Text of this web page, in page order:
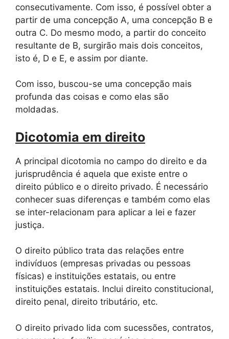
consecutivamente. Com isso, é possível obter a
partir de uma concepção A, uma concepção B e
outra C. Do mesmo modo, a partir do conceito
resultante de B, surgirão mais dois conceitos,
isto é, D e E, e assim por diante.
Com isso, buscou-se uma concepção mais
profunda das coisas e como elas são
moldadas.
Dicotomia em direito
A principal dicotomia no campo do direito e da
jurisprudência é aquela que existe entre o
direito público e o direito privado. É necessário
conhecer suas diferenças e também como elas
se inter-relacionam para aplicar a lei e fazer
justiça.
O direito público trata das relações entre
indivíduos (empresas privadas ou pessoas
físicas) e instituições estatais, ou entre
instituições estatais. Inclui direito constitucional,
direito penal, direito tributário, etc.
O direito privado lida com sucessões, contratos,